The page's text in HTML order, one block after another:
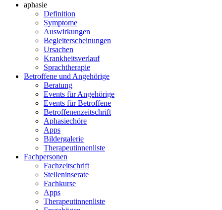
aphasie
Definition
Symptome
Auswirkungen
Begleiterscheinungen
Ursachen
Krankheitsverlauf
Sprachtherapie
Betroffene und Angehörige
Beratung
Events für Angehörige
Events für Betroffene
Betroffenenzeitschrift
Aphasiechöre
Apps
Bildergalerie
Therapeutinnenliste
Fachpersonen
Fachzeitschrift
Stelleninserate
Fachkurse
Apps
Therapeutinnenliste